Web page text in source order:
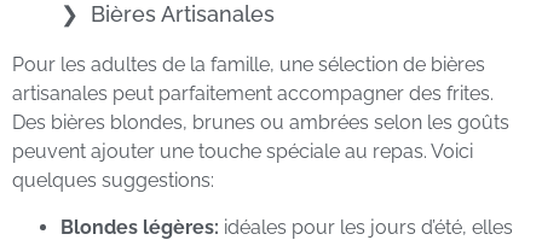
Bières Artisanales
Pour les adultes de la famille, une sélection de bières
artisanales peut parfaitement accompagner des frites.
Des bières blondes, brunes ou ambrées selon les goûts
peuvent ajouter une touche spéciale au repas. Voici
quelques suggestions:
Blondes légères: idéales pour les jours d’été, elles